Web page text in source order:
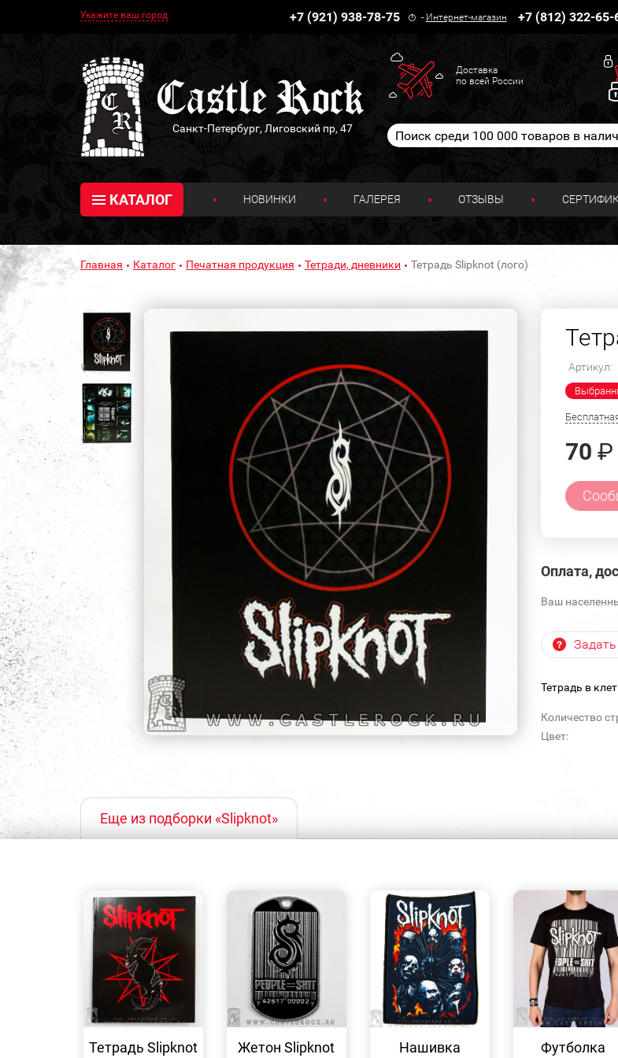
Укажите ваш город +7 (921) 938-78-75 - Интернет-магазин +7 (812) 322-65-
Санкт-Петербург, Лиговский пр, 47
Доставка
по всей России
КАТАЛОГ НОВИНКИ ГАЛЕРЕЯ ОТЗЫВЫ
Главная Каталог Печатная продукция Тетради, дневники Тетрадь Slipknot (лого)
Артикул:
70 ₽
Оплата,
Ваш
Тетрадь в
Количество
Цвет:
Еще из подборки «Slipknot»
ПРОСМОТР
Тетрадь Slipknot
ПРОСМОТР
Жетон Slipknot
Нашивка
ПРОСМОТР
Футболка